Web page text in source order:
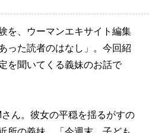
を、ウーマンエキサイト編集
った読者のはなし」。今回紹
を聞いてくる義妹のお話で
ん。彼女の平穏を揺るがすの